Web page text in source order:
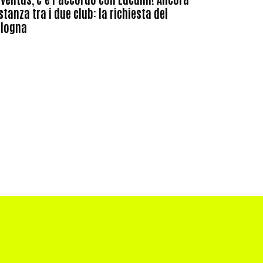
tra i due club: la richiesta del